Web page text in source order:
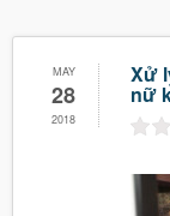
MAY
28
2018
Xử
nữ